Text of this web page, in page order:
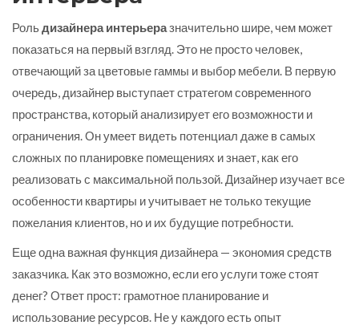
Рольдизайнера интерьеразначительно шире, чем может
показаться на первый взгляд. Это не просто человек,
отвечающий за цветовые гаммы и выбор мебели. В первую
очередь, дизайнер выступает стратегом современного
пространства, который анализирует его возможности и
ограничения. Он умеет видеть потенциал даже в самых
сложных по планировке помещениях и знает, как его
реализовать с максимальной пользой. Дизайнер изучает все
особенности квартиры и учитывает не только текущие
пожелания клиентов, но и их будущие потребности.
Еще одна важная функция дизайнера — экономия средств
заказчика. Как это возможно, если его услуги тоже стоят
денег? Ответ прост: грамотное планирование и
использование ресурсов. Не у каждого есть опыт